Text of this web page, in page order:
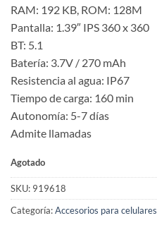
RAM: 192 KB, ROM: 128M
Pantalla: 1.39″ IPS 360 x 360
BT: 5.1
Batería: 3.7V / 270 mAh
Resistencia al agua: IP67
Tiempo de carga: 160 min
Autonomía: 5-7 días
Admite llamadas
Agotado
SKU: 919618
Categoría:Accesorios para celulares